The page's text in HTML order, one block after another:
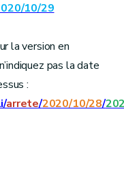
10/29
la version en
pas la date
:
arrete/2020/10/28/